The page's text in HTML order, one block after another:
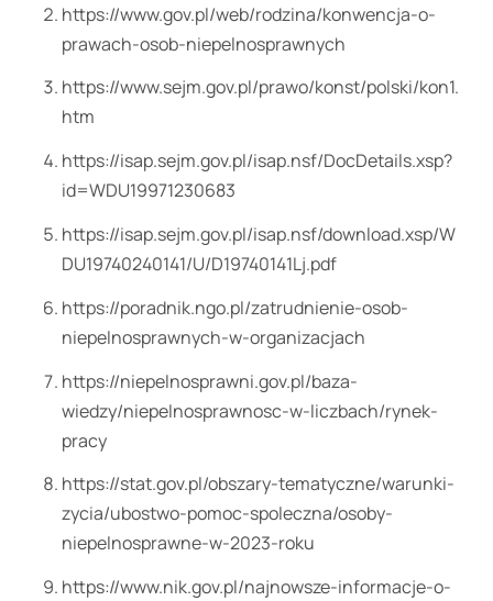
https://www.gov.pl/web/rodzina/konwencja-o-
prawach-osob-niepelnosprawnych
https://www.sejm.gov.pl/prawo/konst/polski/kon1.
htm
https://isap.sejm.gov.pl/isap.nsf/DocDetails.xsp?
id=WDU19971230683
https://isap.sejm.gov.pl/isap.nsf/download.xsp/W
DU19740240141/U/D19740141Lj.pdf
https://poradnik.ngo.pl/zatrudnienie-osob-
niepelnosprawnych-w-organizacjach
https://niepelnosprawni.gov.pl/baza-
wiedzy/niepelnosprawnosc-w-liczbach/rynek-
pracy
https://stat.gov.pl/obszary-tematyczne/warunki-
zycia/ubostwo-pomoc-spoleczna/osoby-
niepelnosprawne-w-2023-roku
https://www.nik.gov.pl/najnowsze-informacje-o-